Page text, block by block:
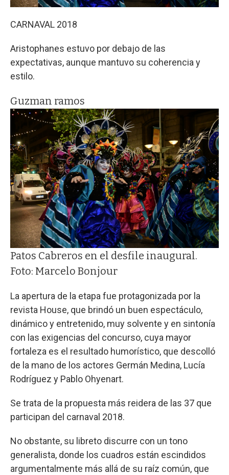
CARNAVAL 2018
Aristophanes estuvo por debajo de las
expectativas, aunque mantuvo su coherencia y
estilo.
Guzman ramos
Patos Cabreros en el desfile inaugural.
Foto: Marcelo Bonjour
La apertura de la etapa fue protagonizada por la
revista House, que brindó un buen espectáculo,
dinámico y entretenido, muy solvente y en sintonía
con las exigencias del concurso, cuya mayor
fortaleza es el resultado humorístico, que descolló
de la mano de los actores Germán Medina, Lucía
Rodríguez y Pablo Ohyenart.
Se trata de la propuesta más reidera de las 37 que
participan del carnaval 2018.
No obstante, su libreto discurre con un tono
generalista, donde los cuadros están escindidos
argumentalmente más allá de su raíz común, que